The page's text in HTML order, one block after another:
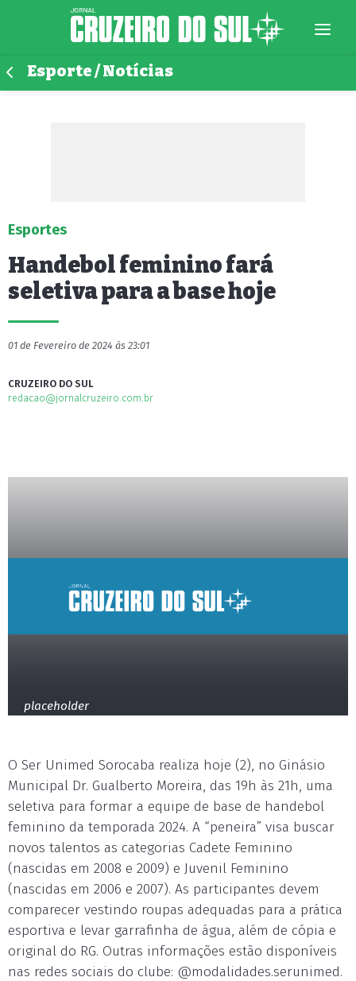
Esporte / Notícias
Esportes
Handebol feminino fará
seletiva para a base hoje
01 de Fevereiro de 2024 às 23:01
CRUZEIRO DO SUL
redacao@jornalcruzeiro.com.br
placeholder
O Ser Unimed Sorocaba realiza hoje (2), no Ginásio
Municipal Dr. Gualberto Moreira, das 19h às 21h, uma
seletiva para formar a equipe de base de handebol
feminino da temporada 2024. A “peneira” visa buscar
novos talentos as categorias Cadete Feminino
(nascidas em 2008 e 2009) e Juvenil Feminino
(nascidas em 2006 e 2007). As participantes devem
comparecer vestindo roupas adequadas para a prática
esportiva e levar garrafinha de água, além de cópia e
original do RG. Outras informações estão disponíveis
nas redes sociais do clube: @modalidades.serunimed.